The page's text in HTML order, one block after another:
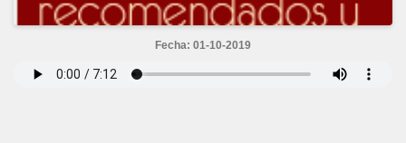
Fecha: 01-10-2019